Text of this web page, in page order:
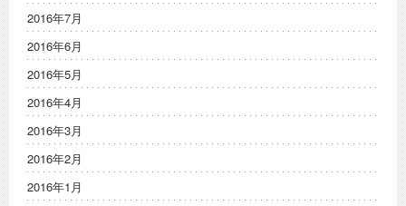
2016年7月
2016年6月
2016年5月
2016年4月
2016年3月
2016年2月
2016年1月